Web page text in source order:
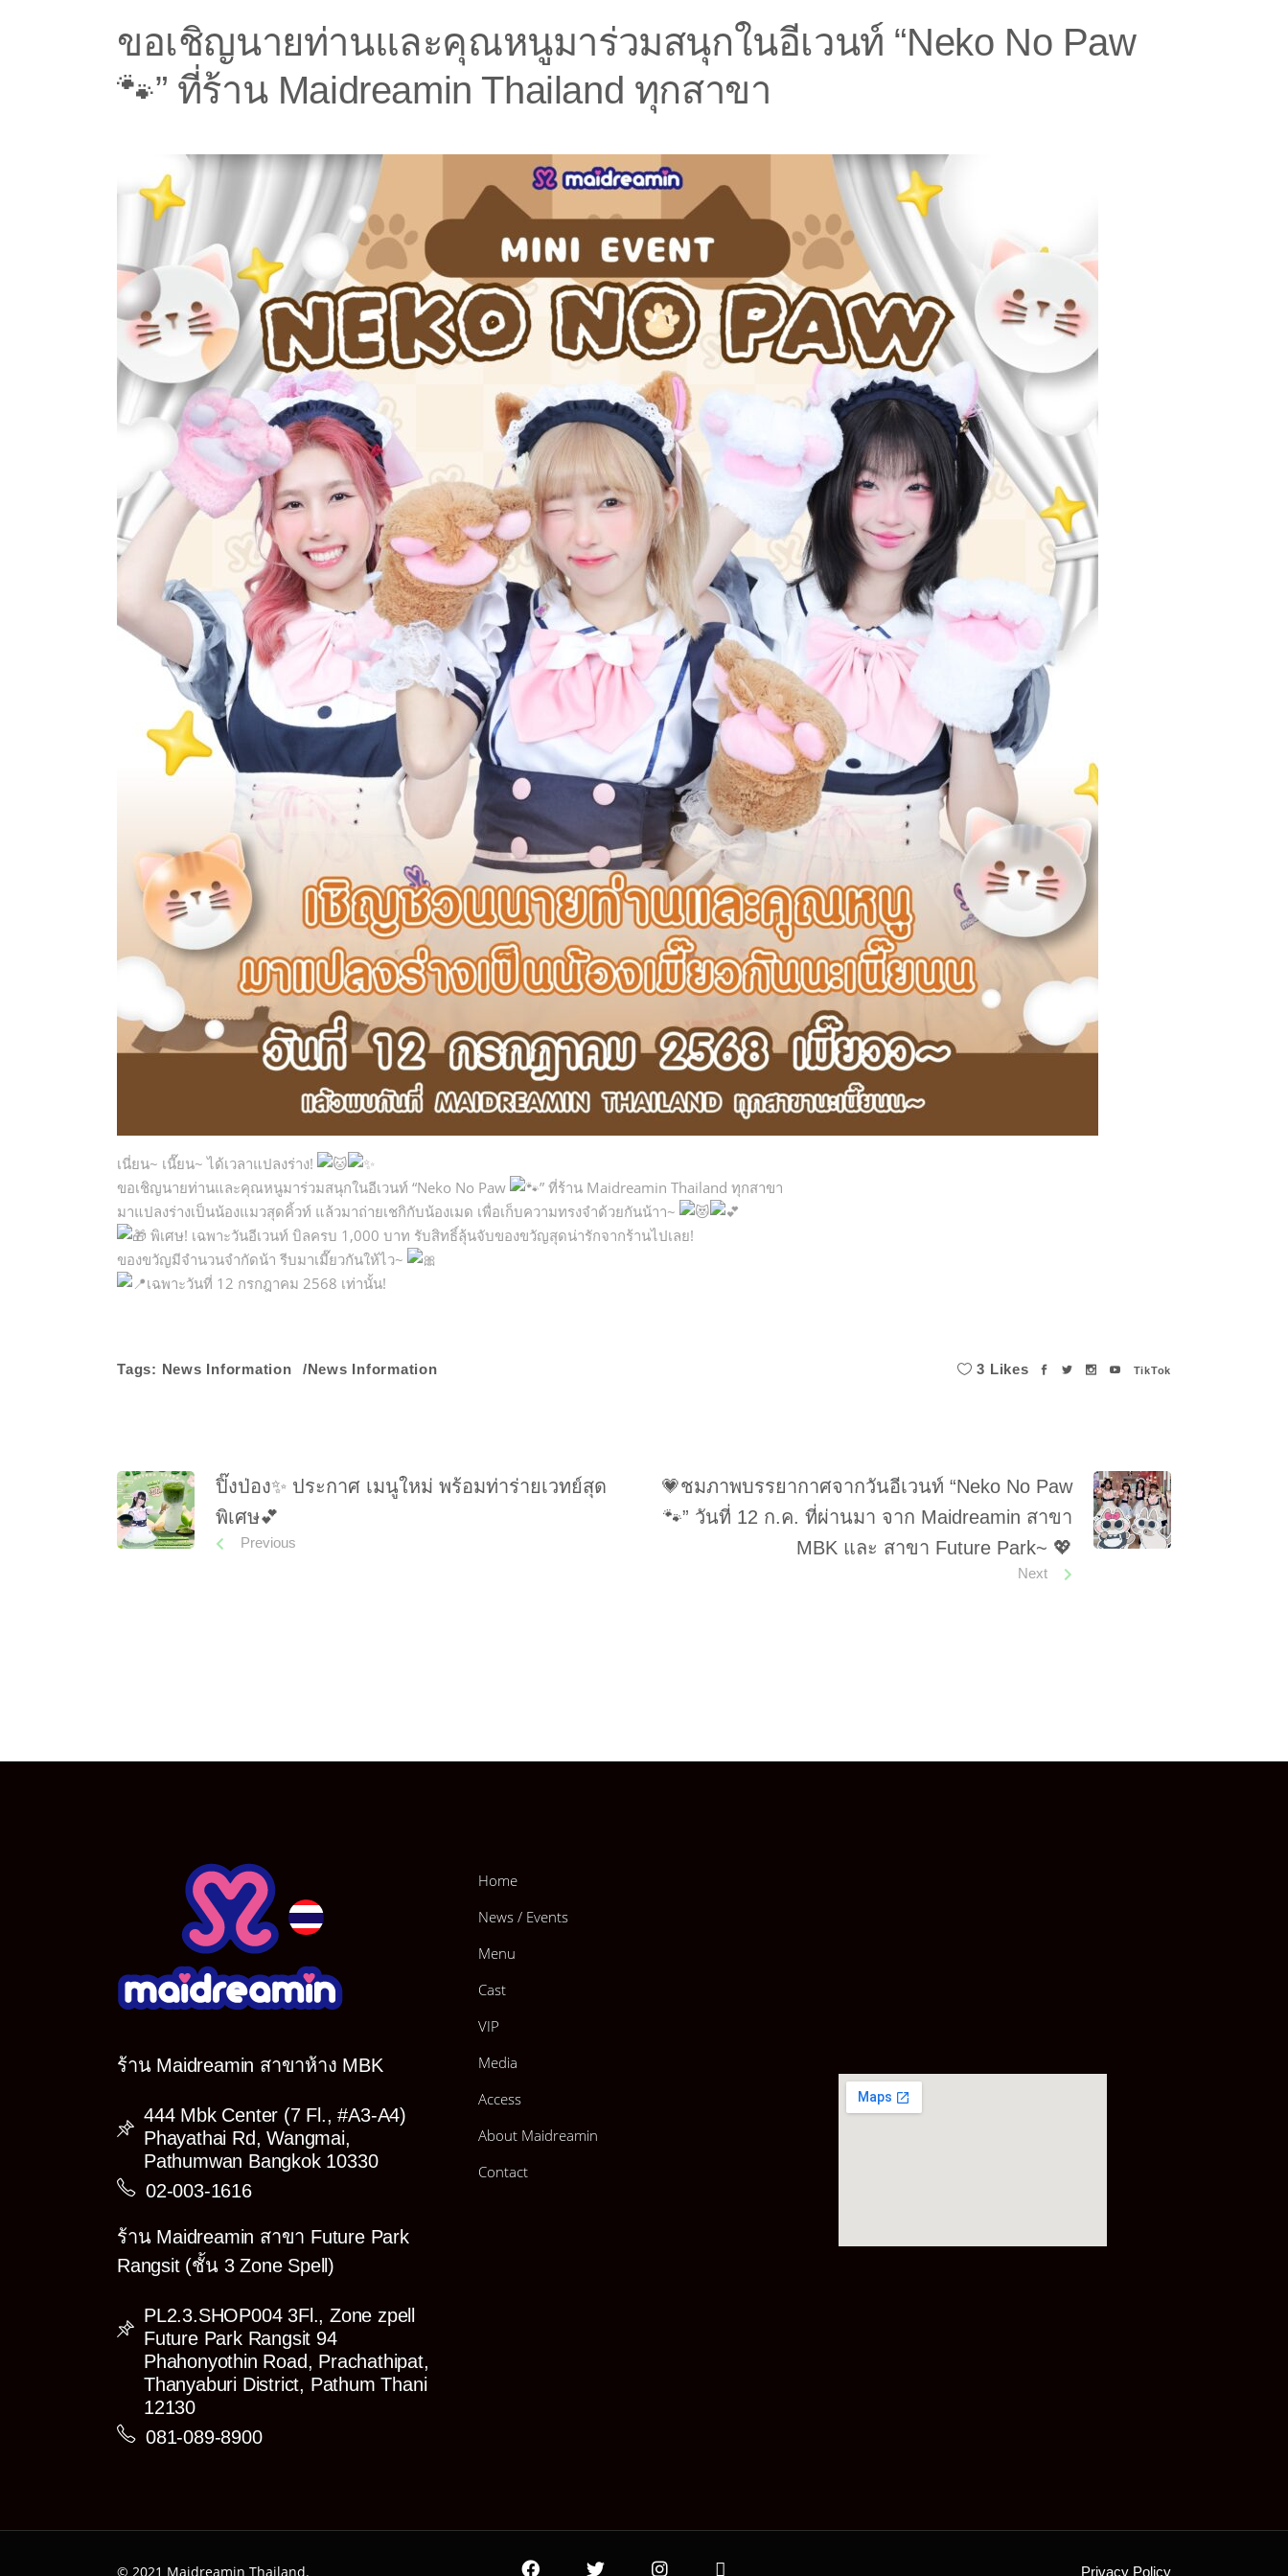
ขอเชิญนายท่านและคุณหนูมาร่วมสนุกในอีเวนท์ “Neko No Paw
🐾” ที่ร้าน Maidreamin Thailand ทุกสาขา
เนี่ยน~ เนี๊ยน~ ได้เวลาแปลงร่าง!
ขอเชิญนายท่านและคุณหนูมาร่วมสนุกในอีเวนท์ “Neko No Paw
” ที่ร้าน Maidreamin Thailand ทุกสาขา
มาแปลงร่างเป็นน้องแมวสุดคิ้วท์ แล้วมาถ่ายเชกิกับน้องเมด เพื่อเก็บความทรงจำด้วยกันน้าา~
พิเศษ! เฉพาะวันอีเวนท์ บิลครบ 1,000 บาท รับสิทธิ์ลุ้นจับของขวัญสุดน่ารักจากร้านไปเลย!
ของขวัญมีจำนวนจำกัดน้า รีบมาเมี๊ยวกันให้ไว~
เฉพาะวันที่ 12 กรกฎาคม 2568 เท่านั้น!
Tags: News Information News Information 3 Likes TikTok
ปิ๊งป่อง✨ ประกาศ เมนูใหม่ พร้อมท่าร่ายเวทย์สุด
พิเศษ💕
Previous
💗ชมภาพบรรยากาศจากวันอีเวนท์ “Neko No Paw
🐾” วันที่ 12 ก.ค. ที่ผ่านมา จาก Maidreamin สาขา
MBK และ สาขา Future Park~ 💖
Next
ร้าน Maidreamin สาขาห้าง MBK
444 Mbk Center (7 Fl., #A3-A4)
Phayathai Rd, Wangmai,
Pathumwan Bangkok 10330
02-003-1616
ร้าน Maidreamin สาขา Future Park
Rangsit (ชั้น 3 Zone Spell)
PL2.3.SHOP004 3Fl., Zone zpell
Future Park Rangsit 94
Phahonyothin Road, Prachathipat,
Thanyaburi District, Pathum Thani
12130
081-089-8900
Home
News / Events
Menu
Cast
VIP
Media
Access
About Maidreamin
Contact
© 2021 Maidreamin Thailand. Privacy Policy